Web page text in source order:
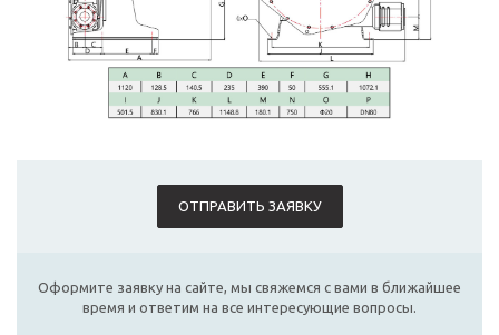
ОТПРАВИТЬ ЗАЯВКУ
Оформите заявку на сайте, мы свяжемся с вами в ближайшее
время и ответим на все интересующие вопросы.